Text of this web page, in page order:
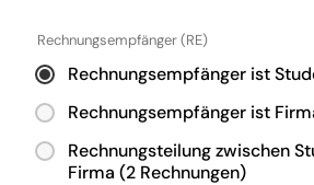
Rechnungsempfänger (RE)
Rechnungsempfänger ist
Rechnungsempfänger ist
Rechnungsteilung zwischen
Firma (2 Rechnungen)